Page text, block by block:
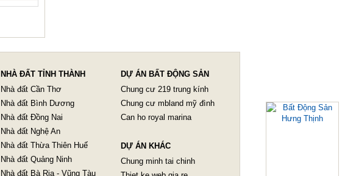
NHÀ ĐẤT TỈNH THÀNH
Nhà đất Cần Thơ
Nhà đất Bình Dương
Nhà đất Đồng Nai
Nhà đất Nghệ An
Nhà đất Thừa Thiên Huế
Nhà đất Quảng Ninh
Nhà đất Bà Rịa - Vũng Tàu
DỰ ÁN BẤT ĐỘNG SẢN
Chung cư 219 trung kính
Chung cư mbland mỹ đình
Can ho royal marina
DỰ ÁN KHÁC
Chung minh tai chinh